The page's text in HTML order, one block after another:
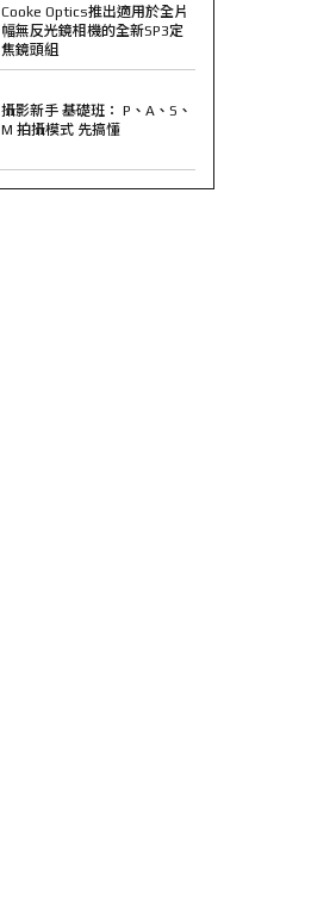
Cooke Optics推出適用於全片
幅無反光鏡相機的全新SP3定
焦鏡頭組
攝影新手 基礎班： P、A、S、
M 拍攝模式 先搞懂